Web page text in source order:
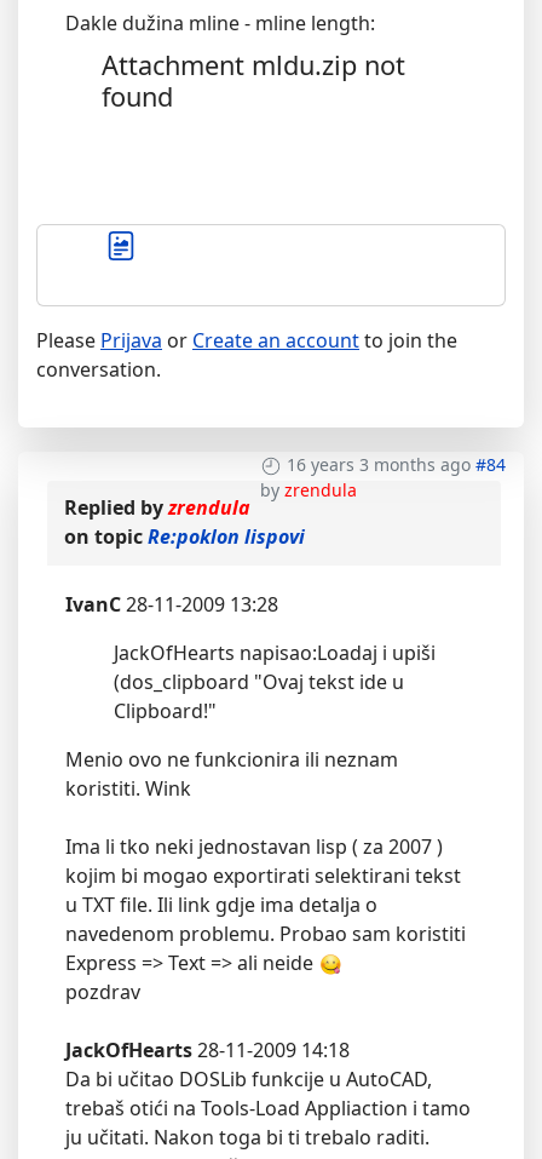
Dakle dužina mline - mline length:
Attachment mldu.zip not
found
Please Prijava or Create an accountto join the
conversation.
16 years 3 months ago #84
by zrendula
Replied byzrendula
on topicRe:poklon lispovi
IvanC28-11-2009 13:28
JackOfHearts napisao:Loadaj i upiši
(dos_clipboard "Ovaj tekst ide u
Clipboard!"
Menio ovo ne funkcionira ili neznam
koristiti. Wink
Ima li tko neki jednostavan lisp ( za 2007 )
kojim bi mogao exportirati selektirani tekst
u TXT file. Ili link gdje ima detalja o
navedenom problemu. Probao sam koristiti
Express => Text => ali neide
pozdrav
JackOfHearts28-11-2009 14:18
Da bi učitao DOSLib funkcije u AutoCAD,
trebaš otići na Tools-Load Appliaction i tamo
ju učitati. Nakon toga bi ti trebalo raditi.